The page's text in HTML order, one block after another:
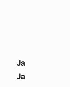
Ja
Ja